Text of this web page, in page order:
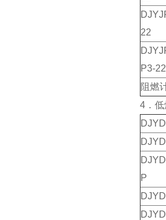
22
P3-22
阻燃
4．
P